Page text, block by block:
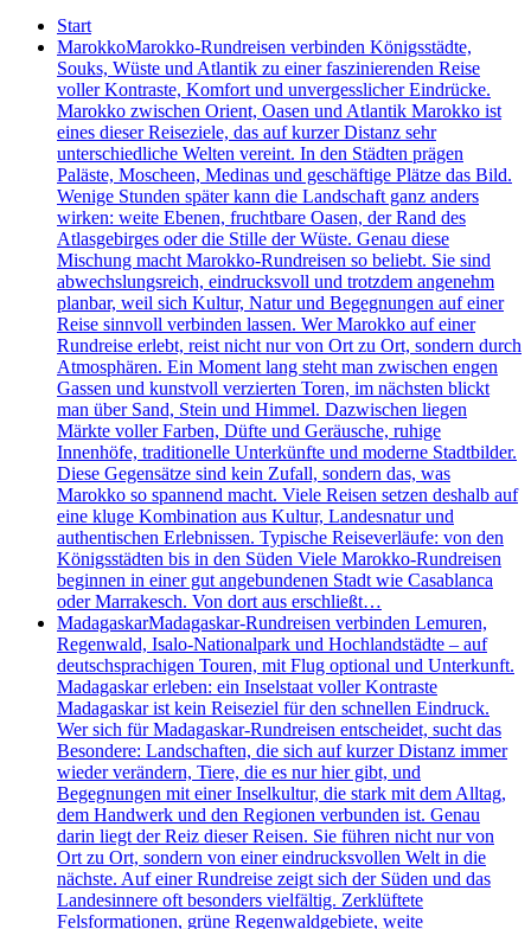
Start
MarokkoMarokko-Rundreisen verbinden Königsstädte,
Souks, Wüste und Atlantik zu einer faszinierenden Reise
voller Kontraste, Komfort und unvergesslicher Eindrücke.
Marokko zwischen Orient, Oasen und Atlantik Marokko ist
eines dieser Reiseziele, das auf kurzer Distanz sehr
unterschiedliche Welten vereint. In den Städten prägen
Paläste, Moscheen, Medinas und geschäftige Plätze das Bild.
Wenige Stunden später kann die Landschaft ganz anders
wirken: weite Ebenen, fruchtbare Oasen, der Rand des
Atlasgebirges oder die Stille der Wüste. Genau diese
Mischung macht Marokko-Rundreisen so beliebt. Sie sind
abwechslungsreich, eindrucksvoll und trotzdem angenehm
planbar, weil sich Kultur, Natur und Begegnungen auf einer
Reise sinnvoll verbinden lassen. Wer Marokko auf einer
Rundreise erlebt, reist nicht nur von Ort zu Ort, sondern durch
Atmosphären. Ein Moment lang steht man zwischen engen
Gassen und kunstvoll verzierten Toren, im nächsten blickt
man über Sand, Stein und Himmel. Dazwischen liegen
Märkte voller Farben, Düfte und Geräusche, ruhige
Innenhöfe, traditionelle Unterkünfte und moderne Stadtbilder.
Diese Gegensätze sind kein Zufall, sondern das, was
Marokko so spannend macht. Viele Reisen setzen deshalb auf
eine kluge Kombination aus Kultur, Landesnatur und
authentischen Erlebnissen. Typische Reiseverläufe: von den
Königsstädten bis in den Süden Viele Marokko-Rundreisen
beginnen in einer gut angebundenen Stadt wie Casablanca
oder Marrakesch. Von dort aus erschließt…
MadagaskarMadagaskar-Rundreisen verbinden Lemuren,
Regenwald, Isalo-Nationalpark und Hochlandstädte – auf
deutschsprachigen Touren, mit Flug optional und Unterkunft.
Madagaskar erleben: ein Inselstaat voller Kontraste
Madagaskar ist kein Reiseziel für den schnellen Eindruck.
Wer sich für Madagaskar-Rundreisen entscheidet, sucht das
Besondere: Landschaften, die sich auf kurzer Distanz immer
wieder verändern, Tiere, die es nur hier gibt, und
Begegnungen mit einer Inselkultur, die stark mit dem Alltag,
dem Handwerk und den Regionen verbunden ist. Genau
darin liegt der Reiz dieser Reisen. Sie führen nicht nur von
Ort zu Ort, sondern von einer eindrucksvollen Welt in die
nächste. Auf einer Rundreise zeigt sich der Süden und das
Landesinnere oft besonders vielfältig. Zerklüftete
Felsformationen, grüne Regenwaldgebiete, weite